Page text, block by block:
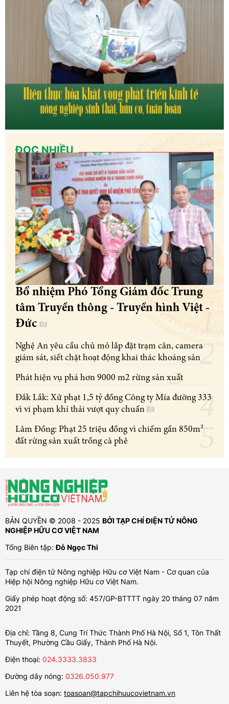
ĐỌC NHIỀU
Bổ nhiệm Phó Tổng Giám đốc Trung
tâm Truyền thông - Truyền hình Việt -
Đức
Nghệ An yêu cầu chủ mỏ lắp đặt trạm cân, camera
giám sát, siết chặt hoạt động khai thác khoáng sản
Phát hiện vụ phá hơn 9000 m2 rừng sản xuất
Đắk Lắk: Xử phạt 1,5 tỷ đồng Công ty Mía đường 333
vì vi phạm khí thải vượt quy chuẩn
Lâm Đồng: Phạt 25 triệu đồng vì chiếm gần 850m²
đất rừng sản xuất trồng cà phê
BẢN QUYỀN © 2008 - 2025 BỞI TẠP CHÍ ĐIỆN TỬ NÔNG
NGHIỆP HỮU CƠ VIỆT NAM
Tổng Biên tập:Đỗ Ngọc Thi
Tạp chí điện tử Nông nghiệp Hữu cơ Việt Nam - Cơ quan của
Hiệp hội Nông nghiệp Hữu cơ Việt Nam.
Giấy phép hoạt động số: 457/GP-BTTTT ngày 20 tháng 07 năm
2021
Địa chỉ: Tầng 8, Cung Trí Thức Thành Phố Hà Nội, Số 1, Tôn Thất
Thuyết, Phường Cầu Giấy, Thành Phố Hà Nội.
Điện thoại: 024.3333.3833
Đường dây nóng: 0326.050.977
Liên hệ tòa soạn: toasoan@tapchihuucovietnam.vn